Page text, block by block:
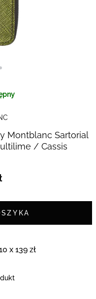
Montblanc Sartorial
/ Cassis
x 139 zł